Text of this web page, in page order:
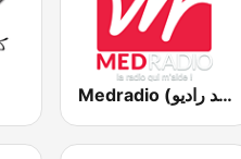
Medradio (ميد راديو)